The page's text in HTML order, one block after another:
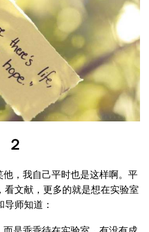
２
他，我自己平时也是这样啊。平
看文献，更多的就是想在实验室
师知道：